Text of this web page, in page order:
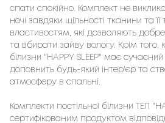
спати спокійно. Комплект не
ночі завдяки щільності тканини та
властивостям, які дозволяють
та вбирати зайву вологу. Крім того,
білизни "HAPPY SLEEP" має
доповнить будь-який інтер'єр та
атмосферу в спальні.
Комплекти постільної білизни ТЕП
сертифікованим продуктом